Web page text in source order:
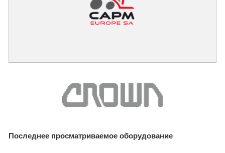
Последнее просматриваемое оборудование